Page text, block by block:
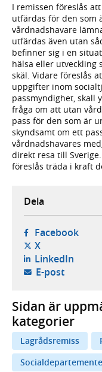
I remissen föreslås
utfärdas för den som
vårdnadshavare
utfärdas även utan
befinner sig i en
hälsa eller utveckling
skäl. Vidare föreslås
uppgifter inom
passmyndighet, skall
fråga om att utan
pass för den som är
skyndsamt om ett
vårdnadshavares
direkt resa till
föreslås träda i kraft
Dela
Facebook-
X- öppnas i ny
LinkedIn-
E-post-
Sidan är
kategorier
Lagrådsremiss